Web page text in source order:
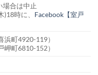
場合は中止
時に、 Facebook【室戸
町4920-119）
町6810-152）